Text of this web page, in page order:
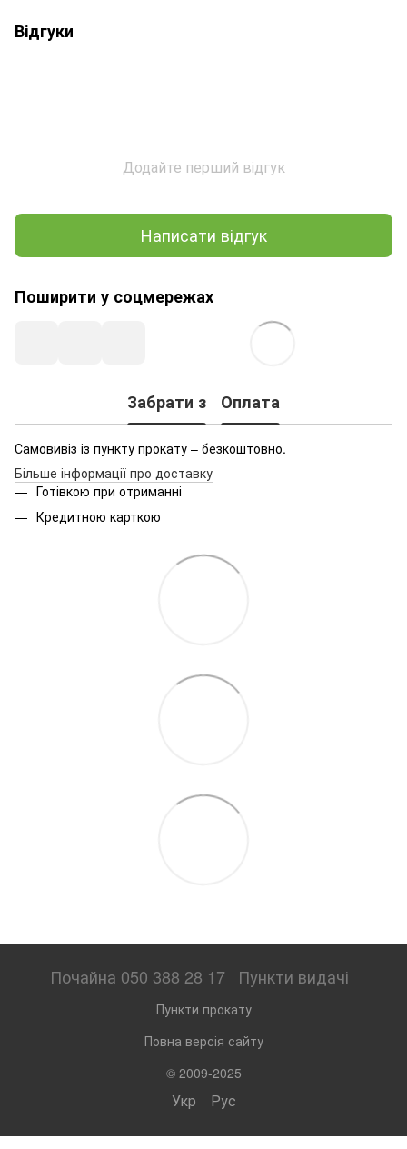
Відгуки
Додайте перший відгук
Написати відгук
Поширити у соцмережах
Забрати з Оплата
Самовивіз із пункту прокату – безкоштовно.
Більше інформації про доставку
Готівкою при отриманні
Кредитною карткою
Почайна 050 388 28 17 Пункти видачі
Пункти прокату
Повна версія сайту
© 2009-2025
Укр Рус